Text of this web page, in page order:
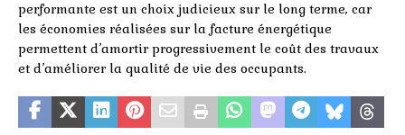
performante est un choix judicieux sur le long terme, car
les économies réalisées sur la facture énergétique
permettent d’amortir progressivement le coût des travaux
et d’améliorer la qualité de vie des occupants.